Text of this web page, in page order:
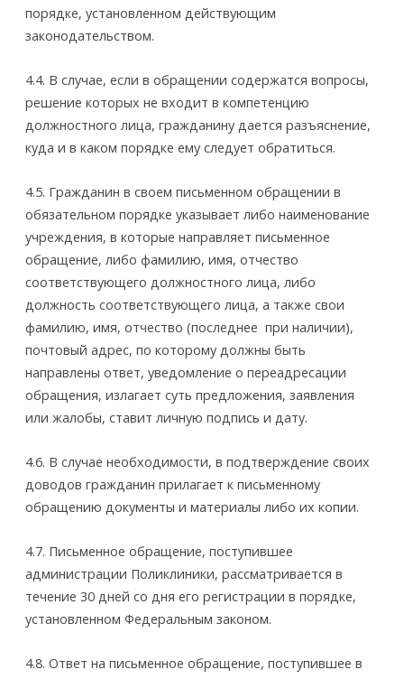
порядке, установленном действующим
законодательством.
4.4. В случае, если в обращении содержатся вопросы,
решение которых не входит в компетенцию
должностного лица, гражданину дается разъяснение,
куда и в каком порядке ему следует обратиться.
4.5. Гражданин в своем письменном обращении в
обязательном порядке указывает либо наименование
учреждения, в которые направляет письменное
обращение, либо фамилию, имя, отчество
соответствующего должностного лица, либо
должность соответствующего лица, а также свои
фамилию, имя, отчество (последнее ­ при наличии),
почтовый адрес, по которому должны быть
направлены ответ, уведомление о переадресации
обращения, излагает суть предложения, заявления
или жалобы, ставит личную подпись и дату.
4.6. В случае необходимости, в подтверждение своих
доводов гражданин прилагает к письменному
обращению документы и материалы либо их копии.
4.7. Письменное обращение, поступившее
администрации Поликлиники, рассматривается в
течение 30 дней со дня его регистрации в порядке,
установленном Федеральным законом.
4.8. Ответ на письменное обращение, поступившее в